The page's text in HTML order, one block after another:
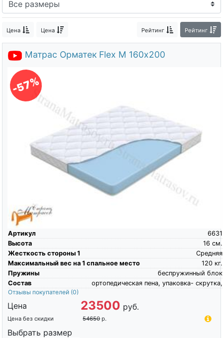
Open submenu (Шкафы)
Шкафы
Контакты
Доставка по городу
Цена Цена Рейтинг Рейтинг
Матрас Орматек Flex M 160х200
-57%
Артикул
6631
Высота
см.
16
Жесткость стороны 1
Средняя
Максимальный вес на 1 спальное место
кг.
120
Пружины
беспружинный блок
Состав
ортопедическая пена, упаковка- скрутка,
Отзывы покупателей (0)
Цена 23500 руб.
Цена без скидки 54650 р.
Выбрать размер